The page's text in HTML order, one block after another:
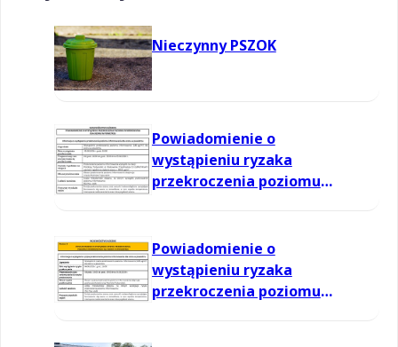
Nieczynny PSZOK
Powiadomienie o
wystąpieniu ryzaka
przekroczenia poziomu
Powiadomienie o
wystąpieniu ryzaka
przekroczenia poziomu